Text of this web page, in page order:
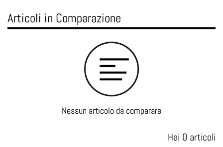
Articoli in Comparazione
Nessun articolo da comparare
Hai 0 articoli